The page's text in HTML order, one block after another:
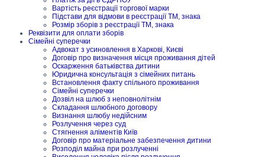
Вартість реєстрації торгової марки
Підстави для відмови в реєстрації ТМ, знака
Розмір зборів з реєстрації ТМ, знака
Реквізити для оплати зборів
Сімейні суперечки
Адвокат з усиновлення в Харкові, Києві
Договір про визначення місця проживання дітей
Оскарження батьківства дитини
Юридична консультація з сімейних питань
Встановлення факту спільного проживання
Сімейні суперечки
Дозвіл на шлюб з неповнолітнім
Складання шлюбного договору
Визнання шлюбу недійсним
Розлучення через суд
Стягнення аліментів Київ
Договір про матеріальне забезпечення дитини
Розподіл майна при розлученні